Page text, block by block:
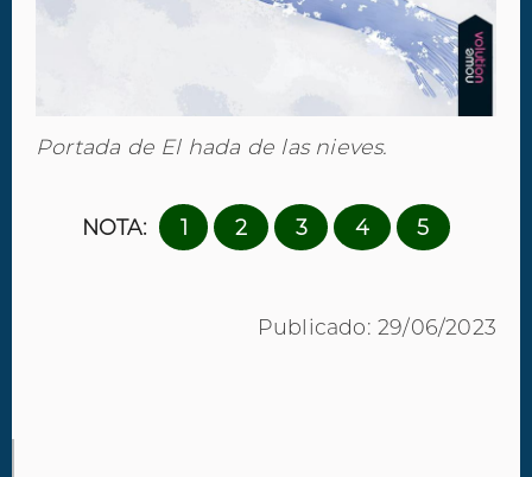
Portada de El hada de las nieves.
NOTA: 1 2 3 4 5
Publicado: 29/06/2023